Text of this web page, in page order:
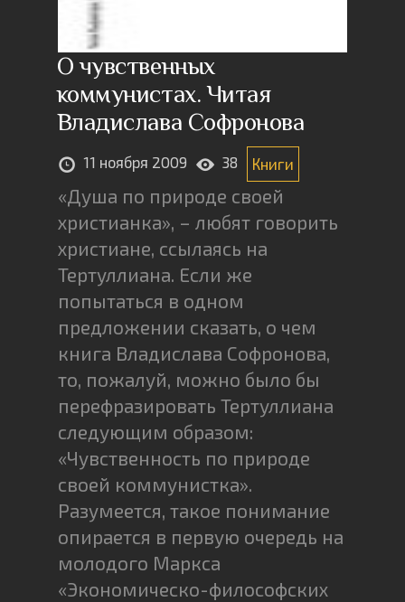
О чувственных
коммунистах. Читая
Владислава Софронова
11 ноября 2009 38 Книги
«Душа по природе своей
христианка», – любят говорить
христиане, ссылаясь на
Тертуллиана. Если же
попытаться в одном
предложении сказать, о чем
книга Владислава Софронова,
то, пожалуй, можно было бы
перефразировать Тертуллиана
следующим образом:
«Чувственность по природе
своей коммунистка».
Разумеется, такое понимание
опирается в первую очередь на
молодого Маркса
«Экономическо-философских